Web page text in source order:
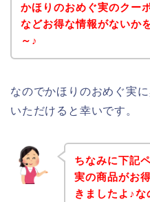
かほりのおめぐ実のクー
などお得な情報がないか
～♪
なのでかほりのおめぐ実
いただけると幸いです。
ちなみに下記
実の商品がお
きましたよ♪